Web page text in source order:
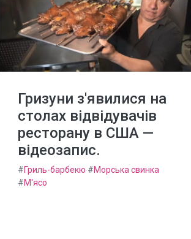
Гризуни з'явилися на
столах відвідувачів
ресторану в США —
відеозапис.
#Гриль-барбекю #Морська свинка
#М'ясо